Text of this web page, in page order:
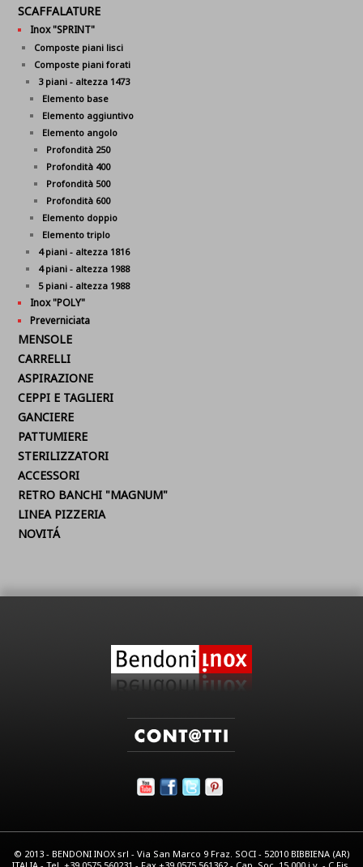
SCAFFALATURE
Inox "SPRINT"
Composte piani lisci
Composte piani forati
3 piani - altezza 1473
Elemento base
Elemento aggiuntivo
Elemento angolo
Profondità 250
Profondità 400
Profondità 500
Profondità 600
Elemento doppio
Elemento triplo
4 piani - altezza 1816
4 piani - altezza 1988
5 piani - altezza 1988
Inox "POLY"
Preverniciata
MENSOLE
CARRELLI
ASPIRAZIONE
CEPPI E TAGLIERI
GANCIERE
PATTUMIERE
STERILIZZATORI
ACCESSORI
RETRO BANCHI "MAGNUM"
LINEA PIZZERIA
NOVITÁ
© 2013 - BENDONI INOX srl - Via San Marco 9 Fraz. SOCI - 52010 BIBBIENA (AR)